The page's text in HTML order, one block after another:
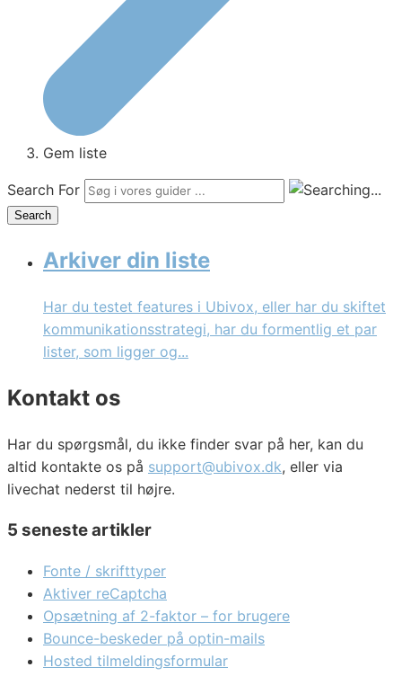
Gem liste
Search For
Search
Arkiver din liste
Har du testet features i Ubivox, eller har du skiftet
kommunikationsstrategi, har du formentlig et par
lister, som ligger og...
Kontakt os
Har du spørgsmål, du ikke finder svar på her, kan du
altid kontakte os på support@ubivox.dk, eller via
livechat nederst til højre.
5 seneste artikler
Fonte / skrifttyper
Aktiver reCaptcha
Opsætning af 2-faktor – for brugere
Bounce-beskeder på optin-mails
Hosted tilmeldingsformular